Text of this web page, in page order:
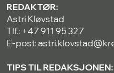
REDAKTØR:
Astri Kløvstad
Tlf.: +47 911 95 327
E-post:
TIPS TIL REDAKSJONEN: